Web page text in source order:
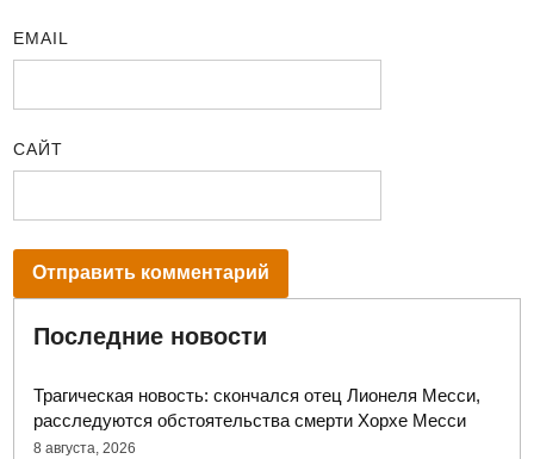
EMAIL
САЙТ
Последние новости
Трагическая новость: скончался отец Лионеля Месси,
расследуются обстоятельства смерти Хорхе Месси
8 августа, 2026